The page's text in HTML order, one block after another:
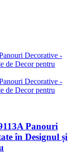
Panouri
în Designul și